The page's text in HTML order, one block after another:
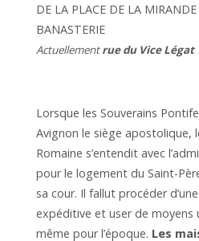
DE LA PLACE DE LA
BANASTERIE
Actuellementrue du Vice Légat
Lorsque les Souverains
Avignon le siège apostolique,
Romaine s’entendit avec
pour le logement du Saint-
sa cour. Il fallut procéder
expéditive et user de moyens
même pour l’époque. Les